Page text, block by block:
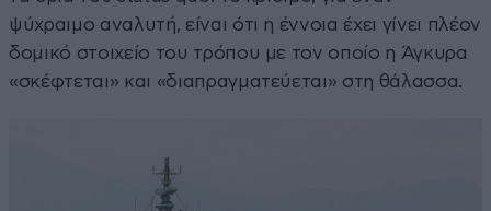
ψύχραιμο αναλυτή, είναι ότι η έννοια έχει γίνει πλέον
δομικό στοιχείο του τρόπου με τον οποίο η Άγκυρα
«σκέφτεται» και «διαπραγματεύεται» στη θάλασσα.